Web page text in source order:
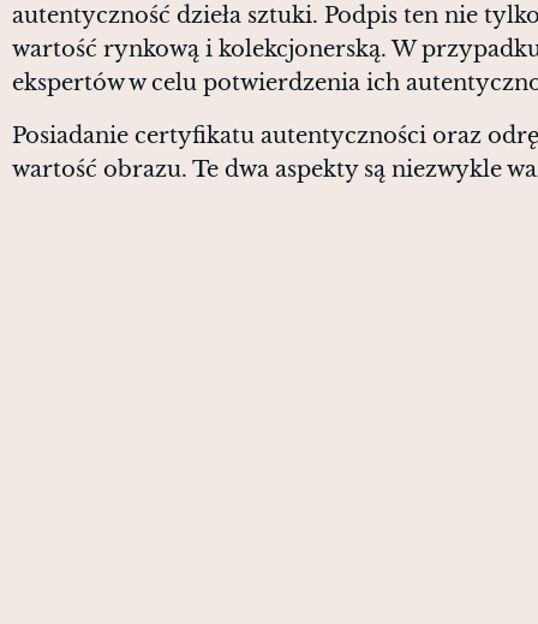
autentyczność dzieła sztuki. Podpis ten nie
wartość rynkową i kolekcjonerską. W
ekspertów w celu potwierdzenia ich
Posiadanie certyfikatu autentyczności oraz
wartość obrazu. Te dwa aspekty są niezwykle